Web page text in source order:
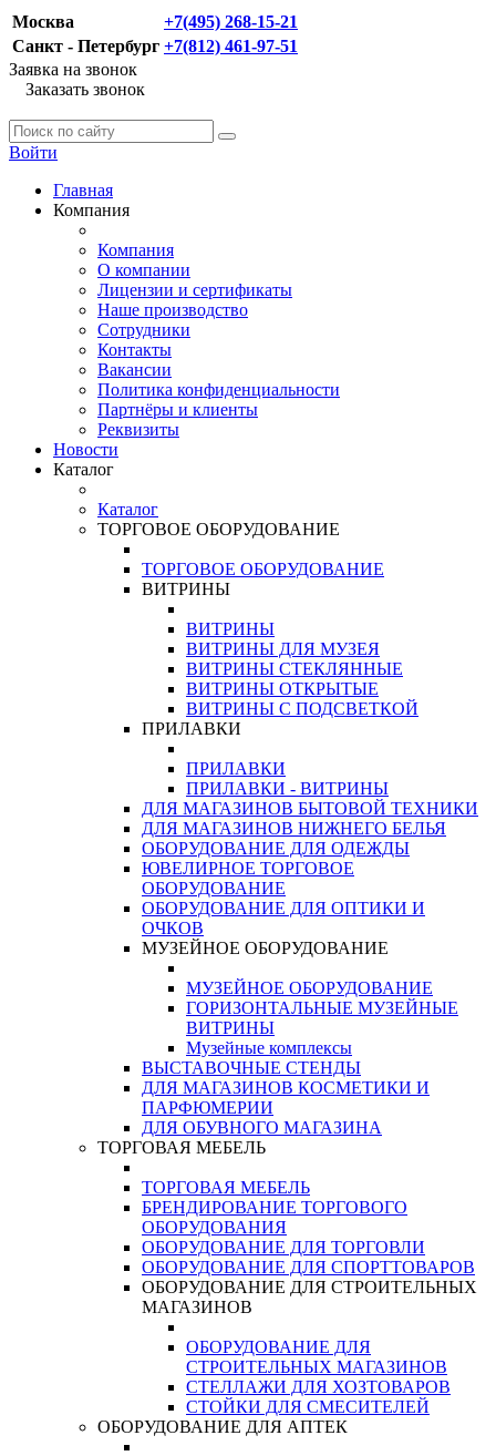
Москва
+7(495) 268-15-21
Санкт - Петербург +7(812) 461-97-51
Заявка на звонок
Заказать звонок
Войти
Главная
Компания
Компания
О компании
Лицензии и сертификаты
Наше производство
Сотрудники
Контакты
Вакансии
Политика конфиденциальности
Партнёры и клиенты
Реквизиты
Новости
Каталог
Каталог
ТОРГОВОЕ ОБОРУДОВАНИЕ
ТОРГОВОЕ ОБОРУДОВАНИЕ
ВИТРИНЫ
ВИТРИНЫ
ВИТРИНЫ ДЛЯ МУЗЕЯ
ВИТРИНЫ СТЕКЛЯННЫЕ
ВИТРИНЫ ОТКРЫТЫЕ
ВИТРИНЫ С ПОДСВЕТКОЙ
ПРИЛАВКИ
ПРИЛАВКИ
ПРИЛАВКИ - ВИТРИНЫ
ДЛЯ МАГАЗИНОВ БЫТОВОЙ ТЕХНИКИ
ДЛЯ МАГАЗИНОВ НИЖНЕГО БЕЛЬЯ
ОБОРУДОВАНИЕ ДЛЯ ОДЕЖДЫ
ЮВЕЛИРНОЕ ТОРГОВОЕ
ОБОРУДОВАНИЕ
ОБОРУДОВАНИЕ ДЛЯ ОПТИКИ И
ОЧКОВ
МУЗЕЙНОЕ ОБОРУДОВАНИЕ
МУЗЕЙНОЕ ОБОРУДОВАНИЕ
ГОРИЗОНТАЛЬНЫЕ МУЗЕЙНЫЕ
ВИТРИНЫ
Музейные комплексы
ВЫСТАВОЧНЫЕ СТЕНДЫ
ДЛЯ МАГАЗИНОВ КОСМЕТИКИ И
ПАРФЮМЕРИИ
ДЛЯ ОБУВНОГО МАГАЗИНА
ТОРГОВАЯ МЕБЕЛЬ
ТОРГОВАЯ МЕБЕЛЬ
БРЕНДИРОВАНИЕ ТОРГОВОГО
ОБОРУДОВАНИЯ
ОБОРУДОВАНИЕ ДЛЯ ТОРГОВЛИ
ОБОРУДОВАНИЕ ДЛЯ СПОРТТОВАРОВ
ОБОРУДОВАНИЕ ДЛЯ СТРОИТЕЛЬНЫХ
МАГАЗИНОВ
ОБОРУДОВАНИЕ ДЛЯ
СТРОИТЕЛЬНЫХ МАГАЗИНОВ
СТЕЛЛАЖИ ДЛЯ ХОЗТОВАРОВ
СТОЙКИ ДЛЯ СМЕСИТЕЛЕЙ
ОБОРУДОВАНИЕ ДЛЯ АПТЕК